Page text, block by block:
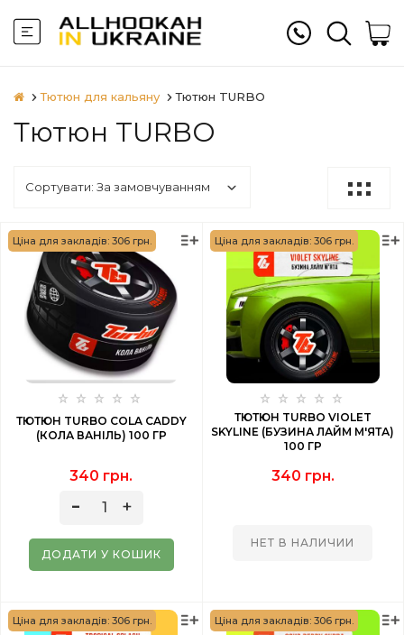
Тютюн для кальяну Тютюн TURBO
Тютюн TURBO
Ціна для закладів: 306 грн.
ТЮТЮН TURBO COLA CADDY
(КОЛА ВАНІЛЬ) 100 ГР
340 грн.
ДОДАТИ У КОШИК
Ціна для закладів: 306 грн.
ТЮТЮН TURBO VIOLET
SKYLINE (БУЗИНА ЛАЙМ М'ЯТА)
100 ГР
340 грн.
НЕТ В НАЛИЧИИ
Ціна для закладів: 306 грн. Ціна для закладів: 306 грн.